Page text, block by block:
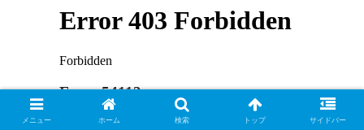
メニュー ホーム 検索 トップ サイドバー